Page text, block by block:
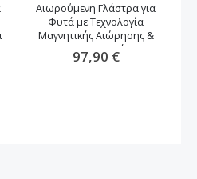
Αιωρούμενη Γλάστρα για
Φυτά με Τεχνολογία
Μαγνητικής Αιώρησης &
Περιστροφή
97,90 €